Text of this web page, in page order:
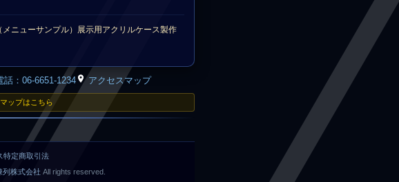
ニューサンプル）展示用アクリルケース製作
話：06-6651-1234 アクセスマップ
ップはこちら
特定商取引法
列株式会社 All rights reserved.